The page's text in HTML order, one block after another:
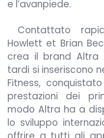
e l’avanpiede.
Contattato
Howlett et Brian
crea il brand Altra
tardi si inseriscono
Fitness,
prestazioni dei
modo Altra ha a
lo sviluppo